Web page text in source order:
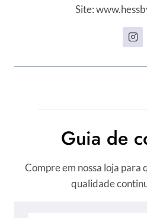
Site:
Guia de
Compre em nossa loja para
qualidade